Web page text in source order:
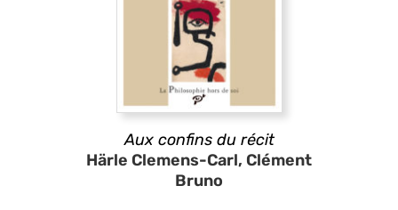
Aux confins du récit
Härle Clemens-Carl, Clément
Bruno